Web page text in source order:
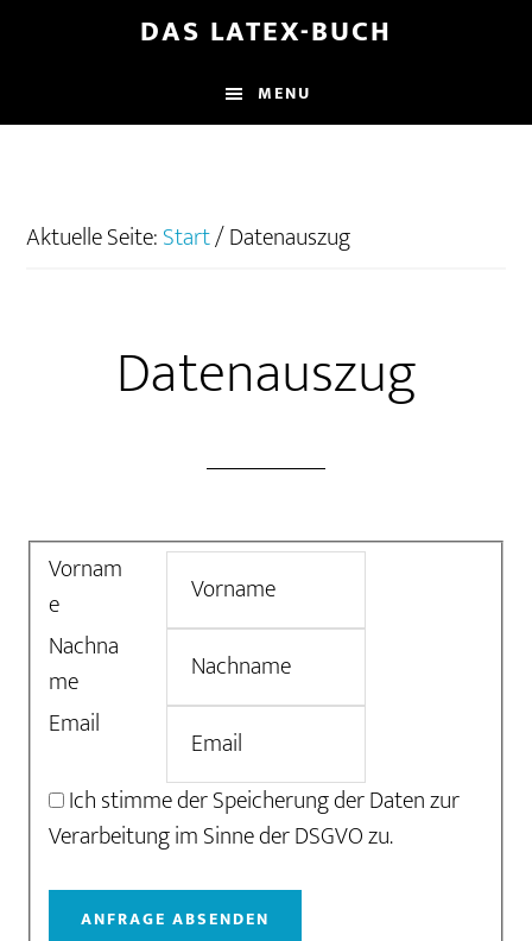
DAS LATEX-BUCH
MENU
Aktuelle Seite:Start/Datenauszug
Datenauszug
Vornam
e
Nachna
me
Email
Ich stimme der Speicherung der Daten zur
Verarbeitung im Sinne der DSGVO zu.